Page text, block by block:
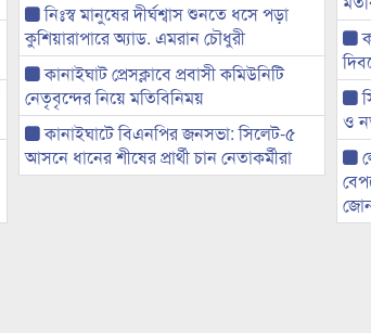
নিঃস্ব মানুষের দীর্ঘশ্বাস শুনতে ধসে পড়া
কুশিয়ারাপারে অ্যাড. এমরান চৌধুরী
কানাইঘাট প্রেসক্লাবে প্রবাসী কমিউনিটি
নেতৃবৃন্দের নিয়ে মতিবিনিময়
কানাইঘাটে বিএনপির জনসভা: সিলেট-৫
আসনে ধানের শীষের প্রার্থী চান নেতাকর্মীরা
ও